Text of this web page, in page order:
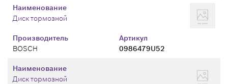
Производитель
BOSCH
Артикул
0986479U52
Наименование
Диск тормозной
Наименование
Диск тормозной